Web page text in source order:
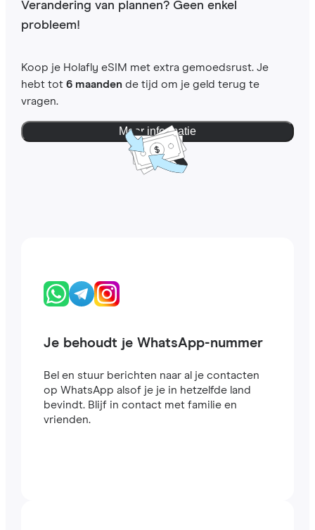
Verandering van plannen? Geen enkel
probleem!
Koop je Holafly eSIM met extra gemoedsrust. Je
hebt tot 6 maandende tijd om je geld terug te
vragen.
Meer informatie
Je behoudt je WhatsApp-nummer
Bel en stuur berichten naar al je contacten
op WhatsApp alsof je je in hetzelfde land
bevindt. Blijf in contact met familie en
vrienden.